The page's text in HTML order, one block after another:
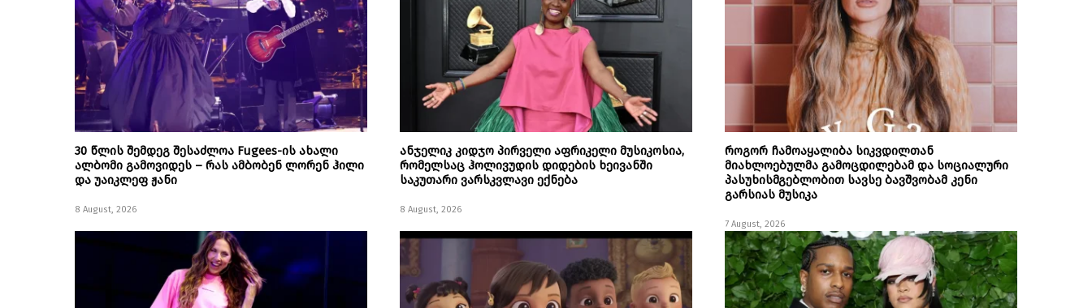
30 წლის შემდეგ შესაძლოა Fugees-ის ახალი
ალბომი გამოვიდეს – რას ამბობენ ლორენ ჰილი
და უაიკლეფ ჟანი
8 August, 2026
ანჯელიკ კიდჯო პირველი აფრიკელი მუსიკოსია,
რომელსაც ჰოლივუდის დიდების ხეივანში
საკუთარი ვარსკვლავი ექნება
8 August, 2026
როგორ ჩამოაყალიბა სიკვდილთან
მიახლოებულმა გამოცდილებამ და სოციალური
პასუხისმგებლობით სავსე ბავშვობამ კენი
გარსიას მუსიკა
7 August, 2026